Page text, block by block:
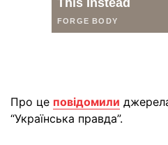
Про це повідомили
“Українська правда”.